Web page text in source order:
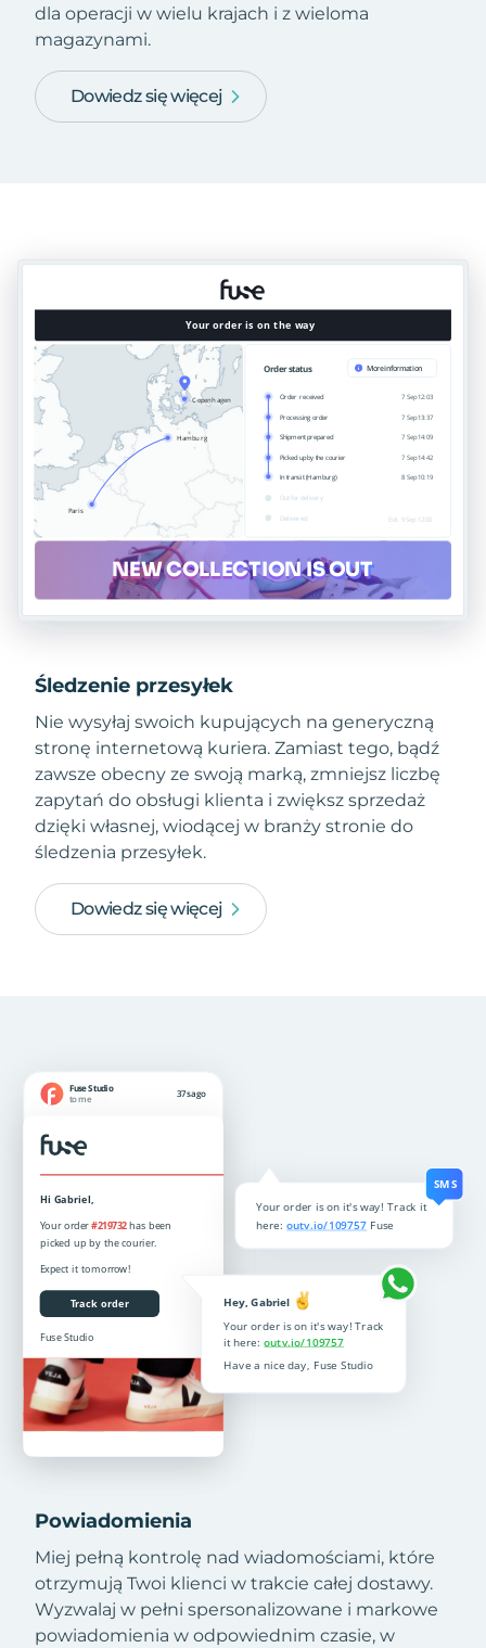
dla operacji w wielu krajach i z wieloma
magazynami.
Dowiedz się więcej
Śledzenie przesyłek
Nie wysyłaj swoich kupujących na generyczną
stronę internetową kuriera. Zamiast tego, bądź
zawsze obecny ze swoją marką, zmniejsz liczbę
zapytań do obsługi klienta i zwiększ sprzedaż
dzięki własnej, wiodącej w branży stronie do
śledzenia przesyłek.
Dowiedz się więcej
Powiadomienia
Miej pełną kontrolę nad wiadomościami, które
otrzymują Twoi klienci w trakcie całej dostawy.
Wyzwalaj w pełni spersonalizowane i markowe
powiadomienia w odpowiednim czasie, w